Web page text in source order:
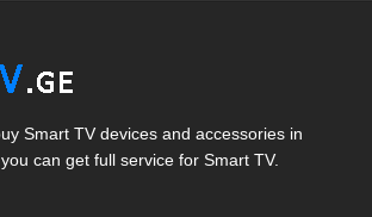
Smart TV devices and accessories in
can get full service for Smart TV.